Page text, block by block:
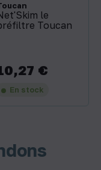
le
Toucan
€
En stock